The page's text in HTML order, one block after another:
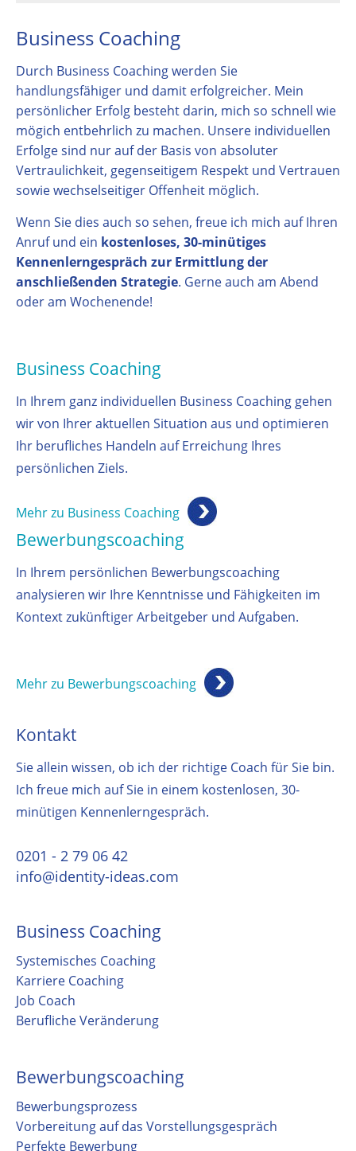
Business Coaching
Durch Business Coaching werden Sie
handlungsfähiger und damit erfolgreicher. Mein
persönlicher Erfolg besteht darin, mich so schnell wie
mögich entbehrlich zu machen. Unsere individuellen
Erfolge sind nur auf der Basis von absoluter
Vertraulichkeit, gegenseitigem Respekt und Vertrauen
sowie wechselseitiger Offenheit möglich.
Wenn Sie dies auch so sehen, freue ich mich auf Ihren
Anruf und ein kostenloses, 30-minütiges
Kennenlerngespräch zur Ermittlung der
anschließenden Strategie. Gerne auch am Abend
oder am Wochenende!
Business Coaching
In Ihrem ganz individuellen Business Coaching gehen
wir von Ihrer aktuellen Situation aus und optimieren
Ihr berufliches Handeln auf Erreichung Ihres
persönlichen Ziels.
Mehr zu Business Coaching
Bewerbungscoaching
In Ihrem persönlichen Bewerbungscoaching
analysieren wir Ihre Kenntnisse und Fähigkeiten im
Kontext zukünftiger Arbeitgeber und Aufgaben.
Mehr zu Bewerbungscoaching
Kontakt
Sie allein wissen, ob ich der richtige Coach für Sie bin.
Ich freue mich auf Sie in einem kostenlosen, 30-
minütigen Kennenlerngespräch.
0201 - 2 79 06 42
info@identity-ideas.com
Business Coaching
Systemisches Coaching
Karriere Coaching
Job Coach
Berufliche Veränderung
Bewerbungscoaching
Bewerbungsprozess
Vorbereitung auf das Vorstellungsgespräch
Perfekte Bewerbung